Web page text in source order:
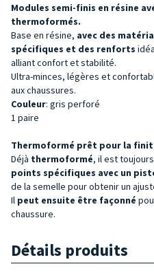
Modules semi-finis en résine
thermoformés.
Base en résine, avec des
spécifiques et des renforts
alliant confort et stabilité.
Ultra-minces, légères et
aux chaussures.
Couleur: gris perforé
1 paire
Thermoformé prêt pour la
Déjà thermoformé, il est
points spécifiques avec un
de la semelle pour obtenir un
Il peut ensuite être façonné
chaussure.
Détails produits